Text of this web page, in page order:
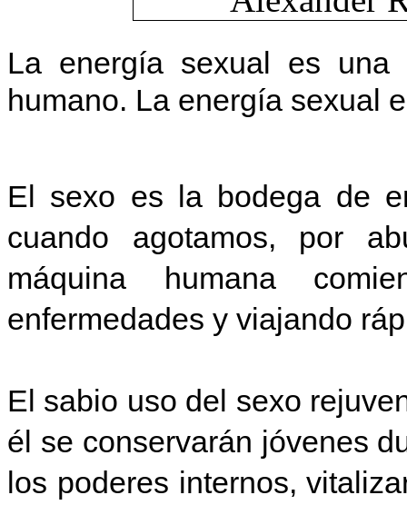
La energía sexual es una
humano. La energía sexual
El sexo es la bodega de
cuando agotamos, por
máquina humana
enfermedades y viajando
El sabio uso del sexo
él se conservarán jóvenes
los poderes internos,